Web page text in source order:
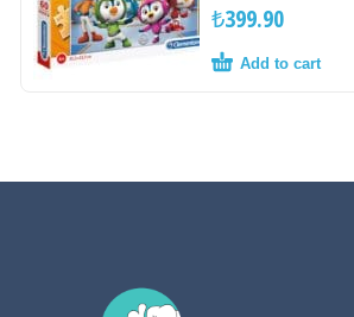
₺399.90
Add to cart